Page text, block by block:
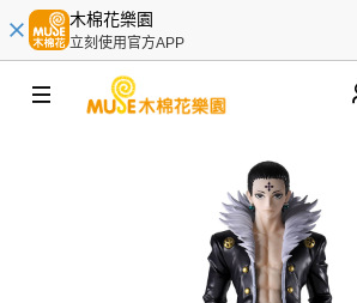
木棉花樂園
立刻使用官方APP